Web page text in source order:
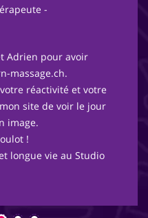
-
Adrien pour avoir
massage.ch.
réactivité et votre
site de voir le jour
image.
!
longue vie au Studio